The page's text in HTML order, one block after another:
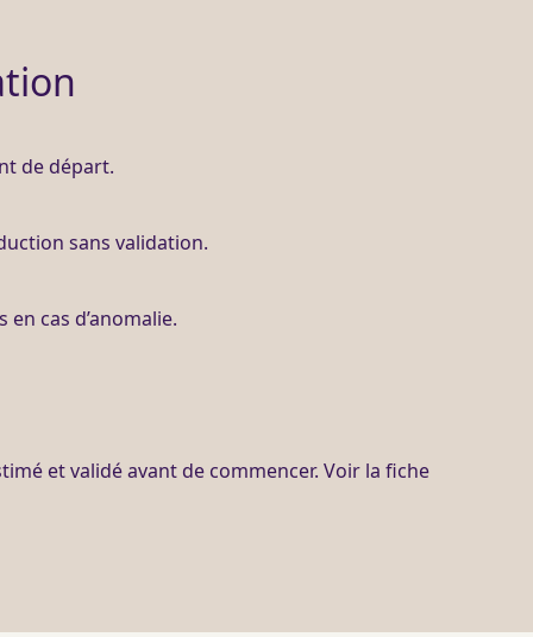
de départ.
sans validation.
en cas d’anomalie.
et validé avant de commencer. Voir la fiche